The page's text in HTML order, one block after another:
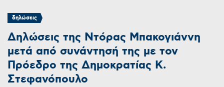
δηλώσεις
Δηλώσεις της Ντόρας Μπακογιάννη
μετά από συνάντησή της με τον
Πρόεδρο της Δημοκρατίας Κ.
Στεφανόπουλο